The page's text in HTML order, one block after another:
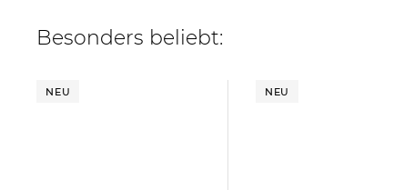
Besonders beliebt:
NEU NEU